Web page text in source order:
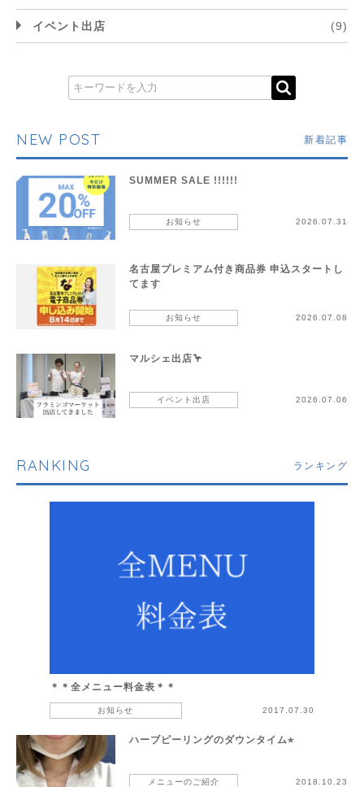
イベント出店 (9)
NEW POST 新着記事
SUMMER SALE !!!!!!
お知らせ 2026.07.31
名古屋プレミアム付き商品券 申込スタートし
てます
お知らせ 2026.07.08
マルシェ出店🦩
イベント出店 2026.07.06
RANKING ランキング
＊＊全メニュー料金表＊＊
お知らせ 2017.07.30
ハーブピーリングのダウンタイム⭐︎
メニューのご紹介 2018.10.23